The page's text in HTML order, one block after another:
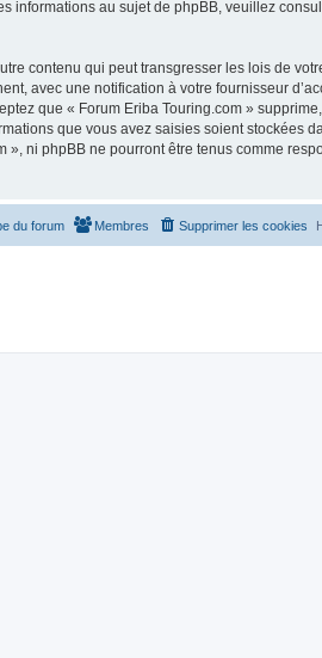
informations au sujet de phpBB, veuillez
contenu qui peut transgresser les lois de
avec une notification à votre fournisseur
que « Forum Eriba Touring.com »
que vous avez saisies soient stockées
ni phpBB ne pourront être tenus comme
Supprimer les cookies
Membres
du forum